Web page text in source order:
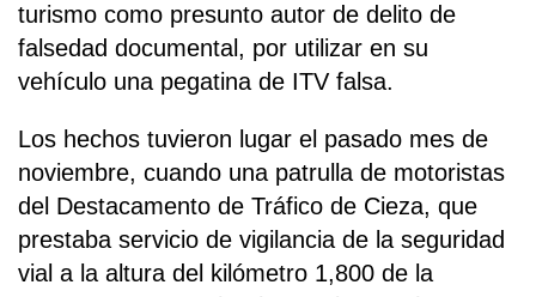
turismo como presunto autor de delito de
falsedad documental, por utilizar en su
vehículo una pegatina de ITV falsa.
Los hechos tuvieron lugar el pasado mes de
noviembre, cuando una patrulla de motoristas
del Destacamento de Tráfico de Cieza, que
prestaba servicio de vigilancia de la seguridad
vial a la altura del kilómetro 1,800 de la